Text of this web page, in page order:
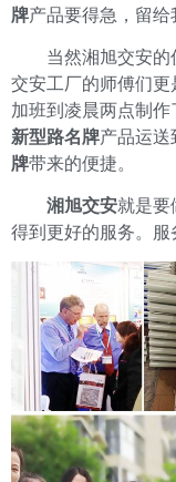
牌产品要得急，留给
当然湘旭交安
交安工厂的师傅们
加班到凌晨两点制
新型路名牌产品运
牌带来的便捷。
湘旭交安就是要
得到更好的服务。服